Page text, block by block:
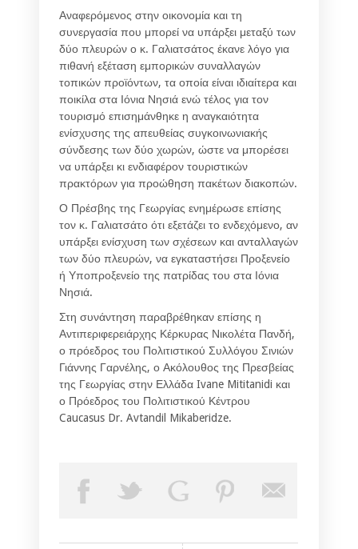
Αναφερόμενος στην οικονομία και τη
συνεργασία που μπορεί να υπάρξει μεταξύ των
δύο πλευρών ο κ. Γαλιατσάτος έκανε λόγο για
πιθανή εξέταση εμπορικών συναλλαγών
τοπικών προϊόντων, τα οποία είναι ιδιαίτερα και
ποικίλα στα Ιόνια Νησιά ενώ τέλος για τον
τουρισμό επισημάνθηκε η αναγκαιότητα
ενίσχυσης της απευθείας συγκοινωνιακής
σύνδεσης των δύο χωρών, ώστε να μπορέσει
να υπάρξει κι ενδιαφέρον τουριστικών
πρακτόρων για προώθηση πακέτων διακοπών.
Ο Πρέσβης της Γεωργίας ενημέρωσε επίσης
τον κ. Γαλιατσάτο ότι εξετάζει το ενδεχόμενο, αν
υπάρξει ενίσχυση των σχέσεων και ανταλλαγών
των δύο πλευρών, να εγκαταστήσει Προξενείο
ή Υποπροξενείο της πατρίδας του στα Ιόνια
Νησιά.
Στη συνάντηση παραβρέθηκαν επίσης η
Αντιπεριφερειάρχης Κέρκυρας Νικολέτα Πανδή,
ο πρόεδρος του Πολιτιστικού Συλλόγου Σινιών
Γιάννης Γαρνέλης, ο Ακόλουθος της Πρεσβείας
της Γεωργίας στην Ελλάδα Ivane Mititanidi και
ο Πρόεδρος του Πολιτιστικού Κέντρου
Caucasus Dr. Avtandil Mikaberidze.